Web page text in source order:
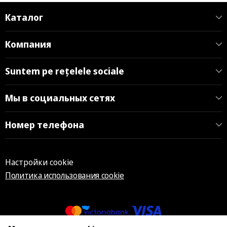
Каталог
Компания
Suntem pe rețelele sociale
Мы в социальных сетях
Номер телефона
Настройки cookie
Политика использования cookie